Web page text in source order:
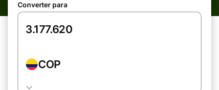
Converter para
COP